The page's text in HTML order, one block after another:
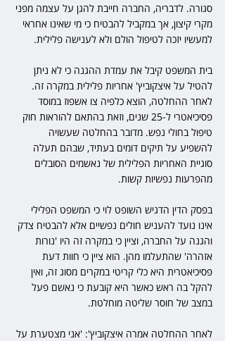
סגורה. לדבריה, החברה חייבת להגן על עצמה מפני
מקרי קיצון, אך במקביל להבטיח כי מי שאינו אחראי
למעשיו יזכה לטיפול הולם ולא לענישה פלילית.
בית המשפט קיבל את עמדת ההגנה כי לא ניתן
להטיל על איצקוביץ' אחריות פלילית במקרה זה.
לאחר ההחלטה, הוצא כלפיה צו אשפוז במוסד
פסיכיאטרי ל-25 שנים, וזאת בהתאם להוראות חוק
טיפול בחולי נפש. מדובר בהחלטה שעשויה
להשפיע על תיקים דומים בעתיד, שבהם תעלה
סוגיית האחריות הפלילית של נאשמים הסובלים
מהפרעות נפשיות קשות.
בפסק הדין הדגיש השופט לוי כי המשפט הפלילי
אינו נועד להעניש חולים נפשיים אלא להבטיח צדק
והגנה על החברה, וציין כי במקרה זה היו 'נורות
אזהרה' שהתעלמו מהן. הוא ציין כי חוות דעת
פסיכיאטרית היא כלי קריטי במקרים מסוג זה, ואין
להקל בה ראש כאשר היא קובעת כי נאשם פעל
במצב של חוסר שליטה מוחלטת.
לאחר ההחלטה אמרה איצקוביץ': 'אני מצטערת על